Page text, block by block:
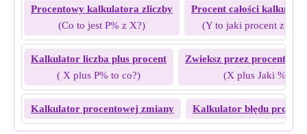
Procentowy kalkulatora zliczby
(Co to jest P% z X?)
Procent całości
(Y to jaki procent z X?)
Kalkulator liczba plus procent
( X plus P% to co?)
Zwieksz przez
(X plus Jaki % to
Kalkulator procentowej zmiany Kalkulator błędu